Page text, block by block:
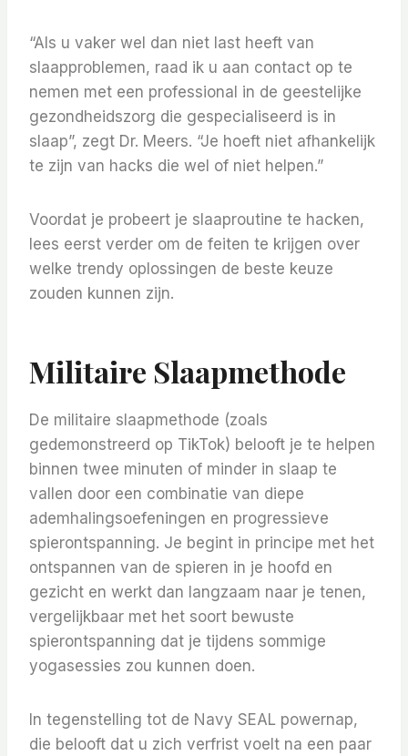
“Als u vaker wel dan niet last heeft van
slaapproblemen, raad ik u aan contact op te
nemen met een professional in de geestelijke
gezondheidszorg die gespecialiseerd is in
slaap”, zegt Dr. Meers. “Je hoeft niet afhankelijk
te zijn van hacks die wel of niet helpen.”
Voordat je probeert je slaaproutine te hacken,
lees eerst verder om de feiten te krijgen over
welke trendy oplossingen de beste keuze
zouden kunnen zijn.
Militaire Slaapmethode
De militaire slaapmethode (zoals
gedemonstreerd op TikTok) belooft je te helpen
binnen twee minuten of minder in slaap te
vallen door een combinatie van diepe
ademhalingsoefeningen en progressieve
spierontspanning. Je begint in principe met het
ontspannen van de spieren in je hoofd en
gezicht en werkt dan langzaam naar je tenen,
vergelijkbaar met het soort bewuste
spierontspanning dat je tijdens sommige
yogasessies zou kunnen doen.
In tegenstelling tot de Navy SEAL powernap,
die belooft dat u zich verfrist voelt na een paar